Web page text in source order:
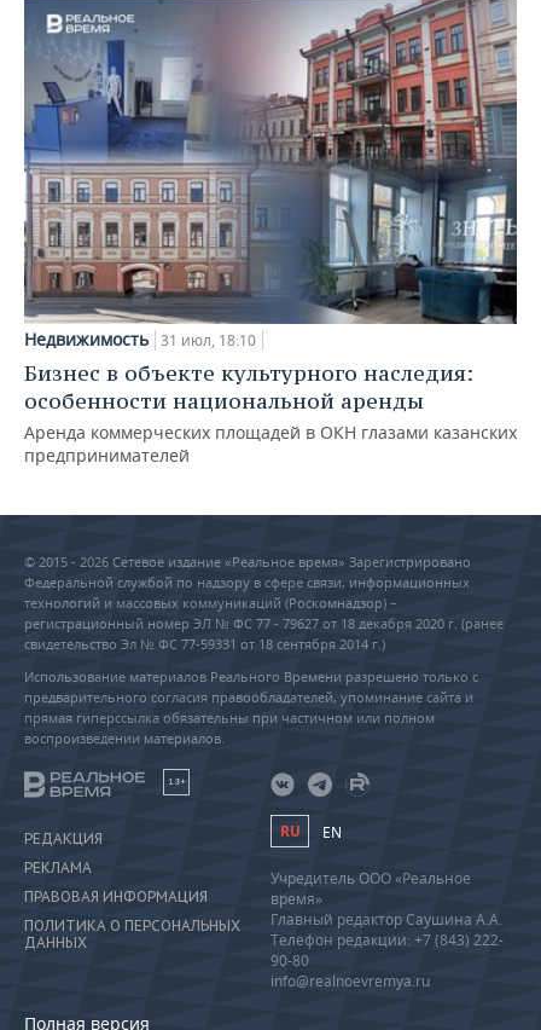
Недвижимость 31 июл, 18:10
Бизнес в объекте культурного наследия:
особенности национальной аренды
Аренда коммерческих площадей в ОКН глазами казанских
предпринимателей
© 2015 - 2026 Сетевое издание «Реальное время» Зарегистрировано
Федеральной службой по надзору в сфере связи, информационных
технологий и массовых коммуникаций (Роскомнадзор) –
регистрационный номер ЭЛ № ФС 77 - 79627 от 18 декабря 2020 г. (ранее
свидетельство Эл № ФС 77-59331 от 18 сентября 2014 г.)
Использование материалов Реального Времени разрешено только с
предварительного согласия правообладателей, упоминание сайта и
прямая гиперссылка обязательны при частичном или полном
воспроизведении материалов.
18+
РЕДАКЦИЯ
РЕКЛАМА
ПРАВОВАЯ ИНФОРМАЦИЯ
ПОЛИТИКА О ПЕРСОНАЛЬНЫХ
ДАННЫХ
Полная версия
RU EN
Учредитель ООО «Реальное
время»
Главный редактор Саушина А.А.
Телефон редакции: +7 (843) 222-
90-80
info@realnoevremya.ru